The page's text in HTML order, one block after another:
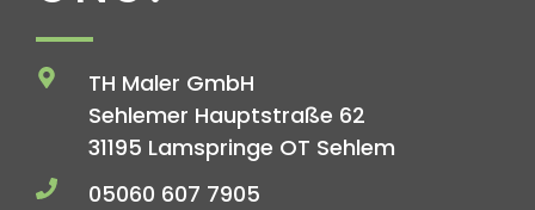
TH Maler GmbH
Sehlemer Hauptstraße 62
31195 Lamspringe OT Sehlem
05060 607 7905